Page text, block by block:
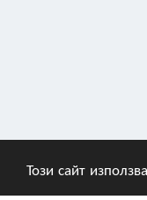
Този сайт ©